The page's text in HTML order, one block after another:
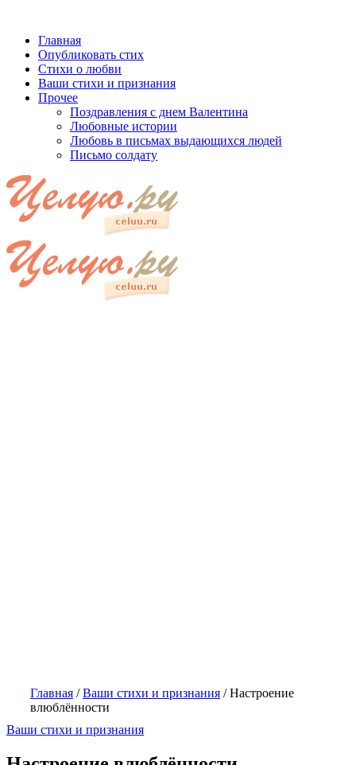
Главная
Опубликовать стих
Стихи о любви
Ваши стихи и признания
Прочее
Поздравления с днем Валентина
Любовные истории
Любовь в письмах выдающихся людей
Письмо солдату
Главная /Ваши стихи и признания /Настроение
влюблённости
Ваши стихи и признания